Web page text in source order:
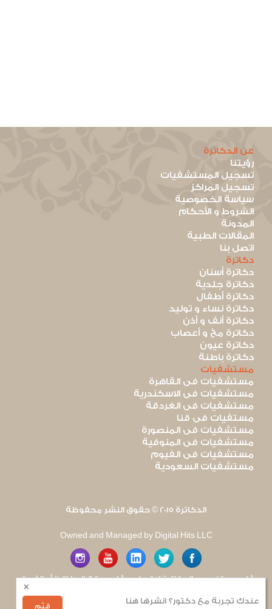
×
قيّم
عندك تجربة مع دكتور؟ انشرها هنا
عن الدكاترة
رؤيتنا
تسجيل المستشفيات
تسجيل المراكز
سياسة الخصوصية
الشروط و الأحكام
المدونة
المقالات الطبية
اتصل بنا
دكاترة
دكاترة أسنان
دكاترة جلدية
دكاترة أطفال
دكاترة نساء و توليد
دكاترة أنف و أذن
دكاترة مخ و أعصاب
دكاترة عيون
دكاترة باطنة
مستشفيات
مستشفيات فى القاهرة
مستشفيات فى الاسكندرية
مستشفيات فى الغردقة
مستفيات فى قنا
مستشفيات فى المنصورة
مستشفيات فى المنوفية
مستشفيات فى الفيوم
مستشفيات السعودية
الدكاترة 2015 © حقوق النشر محفوظة
Owned and Managed by Digital Hits LLC
آراء مستخدمى الدكاترة لا تعكس آراء موقع الدكاترة أو الفريق
العامل به. يتم بذل قصارى الجهد لضمان منع نشر أى اساءة أو
هجوم شخصى.للإبلاغ عن أى إساءة